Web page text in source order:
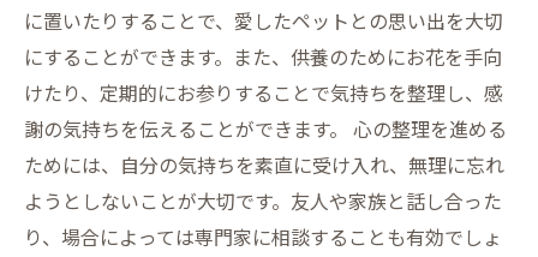
に置いたりすることで、愛したペットとの思い出を大切
にすることができます。また、供養のためにお花を手向
けたり、定期的にお参りすることで気持ちを整理し、感
謝の気持ちを伝えることができます。 心の整理を進める
ためには、自分の気持ちを素直に受け入れ、無理に忘れ
ようとしないことが大切です。友人や家族と話し合った
り、場合によっては専門家に相談することも有効でしょ